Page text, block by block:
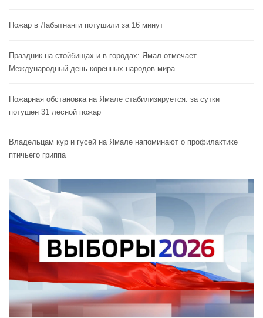
Пожар в Лабытнанги потушили за 16 минут
Праздник на стойбищах и в городах: Ямал отмечает
Международный день коренных народов мира
Пожарная обстановка на Ямале стабилизируется: за сутки
потушен 31 лесной пожар
Владельцам кур и гусей на Ямале напоминают o профилактике
птичьего гриппа